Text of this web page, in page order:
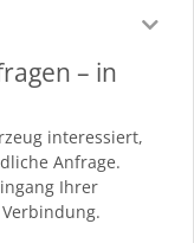
– in
interessiert,
Anfrage.
Ihrer